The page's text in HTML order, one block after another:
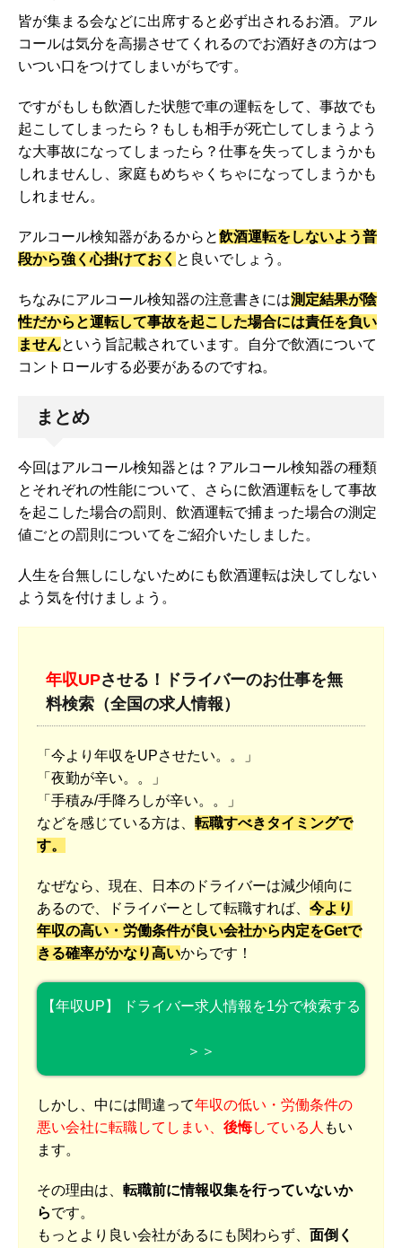
皆が集まる会などに出席すると必ず出されるお酒。アル
コールは気分を高揚させてくれるのでお酒好きの方はつ
いつい口をつけてしまいがちです。
ですがもしも飲酒した状態で車の運転をして、事故でも
起こしてしまったら？もしも相手が死亡してしまうよう
な大事故になってしまったら？仕事を失ってしまうかも
しれませんし、家庭もめちゃくちゃになってしまうかも
しれません。
アルコール検知器があるからと飲酒運転をしないよう普
段から強く心掛けておく と良いでしょう。
ちなみにアルコール検知器の注意書きには測定結果が陰
性だからと運転して事故を起こした場合には責任を負い
ませんという旨記載されています。自分で飲酒について
コントロールする必要があるのですね。
まとめ
今回はアルコール検知器とは？アルコール検知器の種類
とそれぞれの性能について、さらに飲酒運転をして事故
を起こした場合の罰則、飲酒運転で捕まった場合の測定
値ごとの罰則についてをご紹介いたしました。
人生を台無しにしないためにも飲酒運転は決してしない
よう気を付けましょう。
年収UPさせる！ドライバーのお仕事を無
料検索（全国の求人情報）
「今より年収をUPさせたい。。」
「夜勤が辛い。。」
「手積み/手降ろしが辛い。。」
などを感じている方は、 転職すべきタイミングで
す。
なぜなら、現在、日本のドライバーは減少傾向に
あるので、ドライバーとして転職すれば、 今より
年収の高い・労働条件が良い会社から内定をGetで
きる確率がかなり高いからです！
【年収UP】 ドライバー求人情報を1分で検索する
＞＞
しかし、中には間違って年収の低い・労働条件の
悪い会社に転職してしまい、 後悔している人 もい
ます。
その理由は、 転職前に情報収集を行っていないか
らです。
もっとより良い会社があるにも関わらず、 面倒く